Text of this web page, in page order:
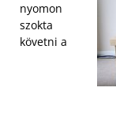
nyomon
szokta
követni a